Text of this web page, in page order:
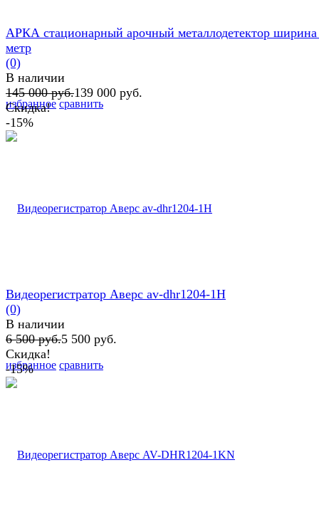
избранное сравнить
АРКА стационарный арочный металлодетектор
метр
(0)
В наличии
145 000 руб.139 000 руб.
Скидка!
-15%
избранное сравнить
Видеорегистратор Аверс av-dhr1204-1H
(0)
В наличии
6 500 руб.5 500 руб.
Скидка!
-15%